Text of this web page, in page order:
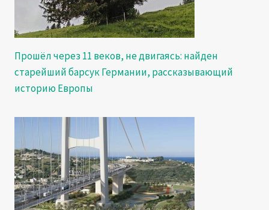
Прошёл через 11 веков, не двигаясь: найден
старейший барсук Германии, рассказывающий
историю Европы